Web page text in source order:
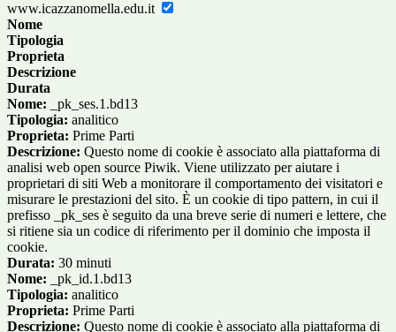
www.icazzanomella.edu.it
Nome
Tipologia
Proprieta
Descrizione
Durata
Nome: _pk_ses.1.bd13
Tipologia: analitico
Proprieta: Prime Parti
Descrizione: Questo nome di cookie è associato alla piattaforma di
analisi web open source Piwik. Viene utilizzato per aiutare i
proprietari di siti Web a monitorare il comportamento dei visitatori e
misurare le prestazioni del sito. È un cookie di tipo pattern, in cui il
prefisso _pk_ses è seguito da una breve serie di numeri e lettere, che
si ritiene sia un codice di riferimento per il dominio che imposta il
cookie.
Durata: 30 minuti
Nome: _pk_id.1.bd13
Tipologia: analitico
Proprieta: Prime Parti
Descrizione: Questo nome di cookie è associato alla piattaforma di